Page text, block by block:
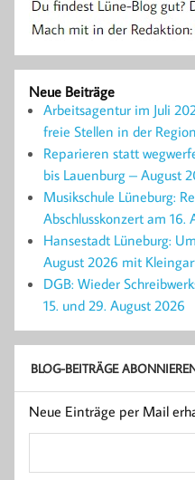
Neue Beiträge
Arbeitsagentur im Juli
freie Stellen in der Region
Reparieren statt
bis Lauenburg – August
Musikschule Lüneburg:
Abschlusskonzert am 16.
Hansestadt Lüneburg:
August 2026 mit
DGB: Wieder
15. und 29. August 2026
BLOG-BEITRÄGE
Neue Einträge per Mail